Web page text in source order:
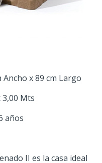
Ancho x 89 cm Largo
3,00 Mts
años
II es la casa ideal